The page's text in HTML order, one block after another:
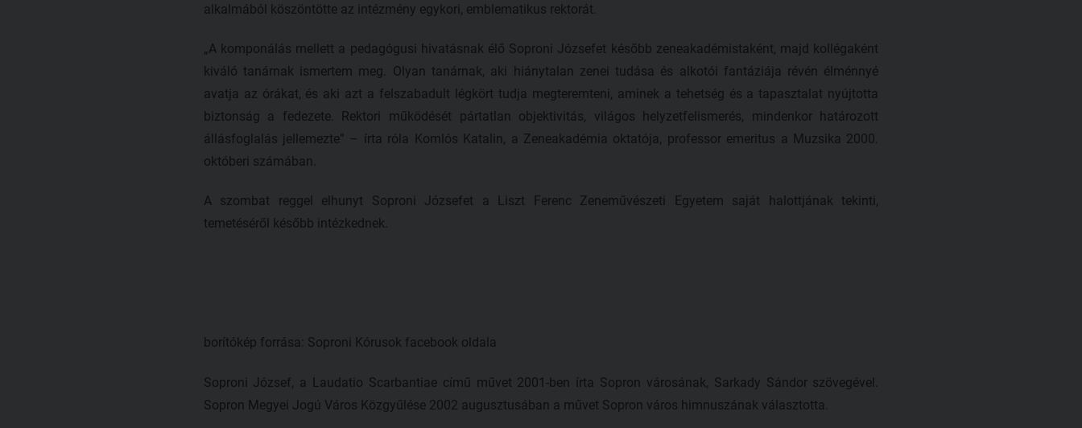
alkalmából köszöntötte az intézmény egykori, emblematikus rektorát.
„A komponálás mellett a pedagógusi hivatásnak élő Soproni Józsefet később zeneakadémistaként, majd kollégaként
kiváló tanárnak ismertem meg. Olyan tanárnak, aki hiánytalan zenei tudása és alkotói fantáziája révén élménnyé
avatja az órákat, és aki azt a felszabadult légkört tudja megteremteni, aminek a tehetség és a tapasztalat nyújtotta
biztonság a fedezete. Rektori működését pártatlan objektivitás, világos helyzetfelismerés, mindenkor határozott
állásfoglalás jellemezte” – írta róla Komlós Katalin, a Zeneakadémia oktatója, professor emeritus a Muzsika 2000.
októberi számában.
A szombat reggel elhunyt Soproni Józsefet a Liszt Ferenc Zeneművészeti Egyetem saját halottjának tekinti,
temetéséről később intézkednek.
borítókép forrása: Soproni Kórusok facebook oldala
Soproni József, a Laudatio Scarbantiae című művet 2001-ben írta Sopron városának, Sarkady Sándor szövegével.
Sopron Megyei Jogú Város Közgyűlése 2002 augusztusában a művet Sopron város himnuszának választotta.